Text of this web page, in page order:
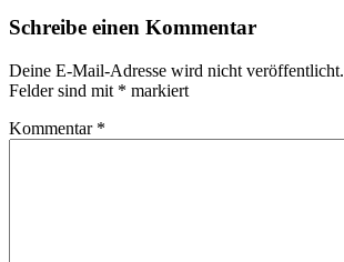
Schreibe einen Kommentar
Deine E-Mail-Adresse wird nicht veröffentlicht.
Felder sind mit * markiert
Kommentar *